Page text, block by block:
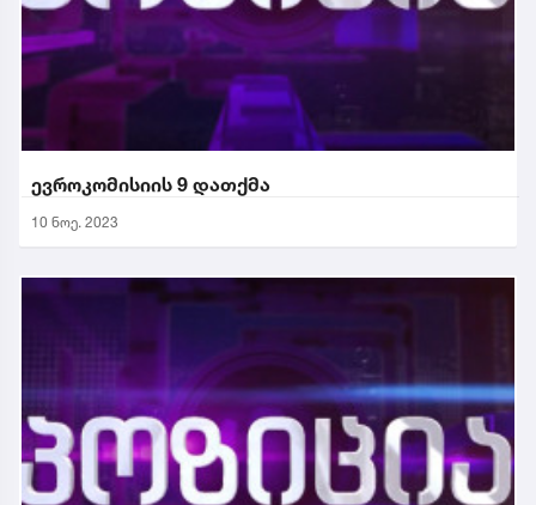
ევროკომისიის 9 დათქმა
10 ნოე. 2023